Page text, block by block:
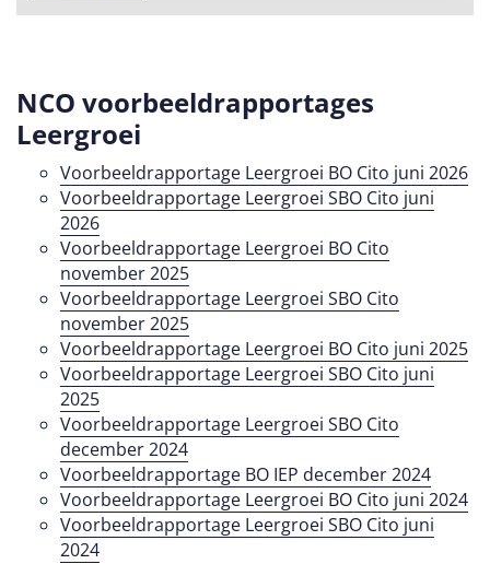
NCO voorbeeldrapportages
Leergroei
Voorbeeldrapportage Leergroei BO Cito juni 2026
Voorbeeldrapportage Leergroei SBO Cito juni
2026
Voorbeeldrapportage Leergroei BO Cito
november 2025
Voorbeeldrapportage Leergroei SBO Cito
november 2025
Voorbeeldrapportage Leergroei BO Cito juni 2025
Voorbeeldrapportage Leergroei SBO Cito juni
2025
Voorbeeldrapportage Leergroei SBO Cito
december 2024
Voorbeeldrapportage BO IEP december 2024
Voorbeeldrapportage Leergroei BO Cito juni 2024
Voorbeeldrapportage Leergroei SBO Cito juni
2024